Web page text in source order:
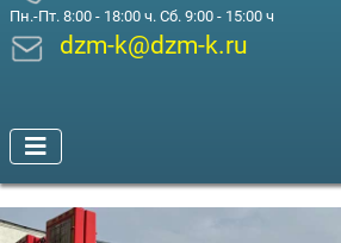
Пн.-Пт. 8:00 - 18:00 ч. Сб. 9:00 - 15:00 ч
dzm-k@dzm-k.ru